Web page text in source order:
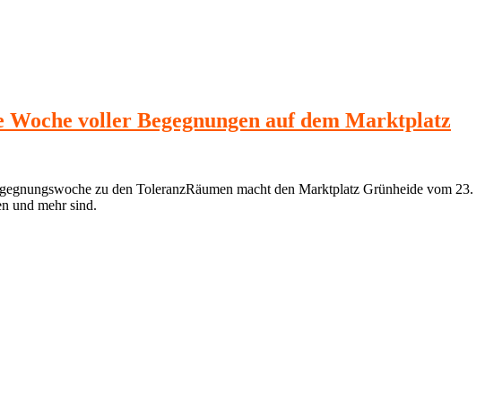
voller Begegnungen auf dem Marktplatz
zu den ToleranzRäumen macht den Marktplatz Grünheide vom 23.
und mehr sind.